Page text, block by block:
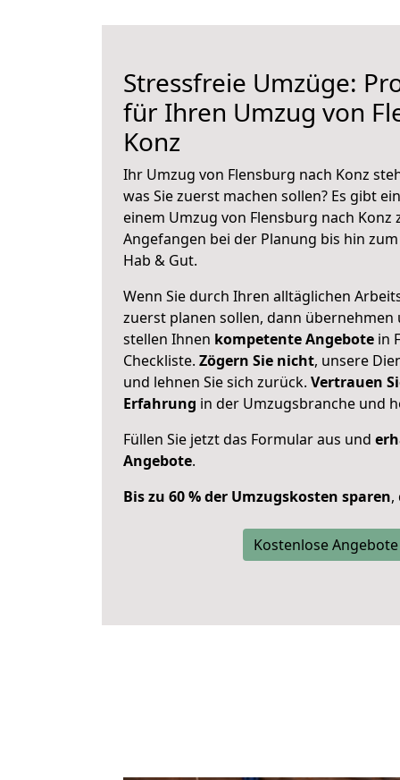
Stressfreie Umzüge:
für Ihren Umzug von
Konz
Ihr Umzug von Flensburg nach Konz
was Sie zuerst machen sollen? Es gibt
einem Umzug von Flensburg nach Konz
Angefangen bei der Planung bis hin
Hab & Gut.
Wenn Sie durch Ihren alltäglichen
zuerst planen sollen, dann
stellen Ihnen kompetente Angebote in
Checkliste. Zögern Sie nicht, unsere
und lehnen Sie sich zurück. Vertrauen
Erfahrung in der Umzugsbranche und
Füllen Sie jetzt das Formular aus und
Angebote.
Bis zu 60 % der Umzugskosten sparen,
Kostenlose